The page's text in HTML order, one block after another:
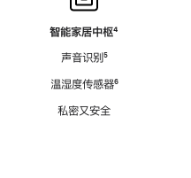
智能家居中枢脚
⁴
声音识别脚
⁵
温湿度传感器脚
⁶
私密又安全